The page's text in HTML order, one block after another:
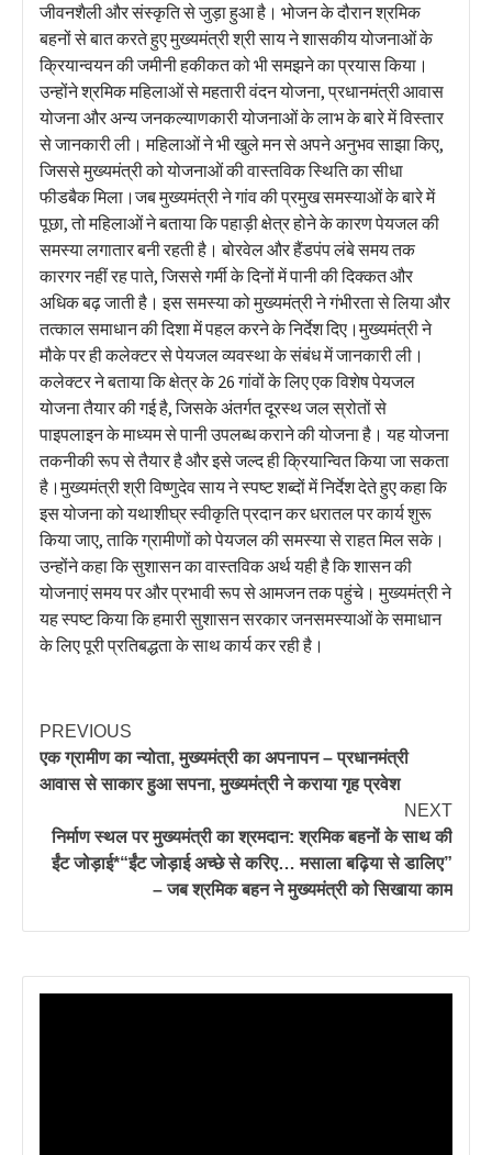
जीवनशैली और संस्कृति से जुड़ा हुआ है। भोजन के दौरान श्रमिक
बहनों से बात करते हुए मुख्यमंत्री श्री साय ने शासकीय योजनाओं के
क्रियान्वयन की जमीनी हकीकत को भी समझने का प्रयास किया।
उन्होंने श्रमिक महिलाओं से महतारी वंदन योजना, प्रधानमंत्री आवास
योजना और अन्य जनकल्याणकारी योजनाओं के लाभ के बारे में विस्तार
से जानकारी ली। महिलाओं ने भी खुले मन से अपने अनुभव साझा किए,
जिससे मुख्यमंत्री को योजनाओं की वास्तविक स्थिति का सीधा
फीडबैक मिला।जब मुख्यमंत्री ने गांव की प्रमुख समस्याओं के बारे में
पूछा, तो महिलाओं ने बताया कि पहाड़ी क्षेत्र होने के कारण पेयजल की
समस्या लगातार बनी रहती है। बोरवेल और हैंडपंप लंबे समय तक
कारगर नहीं रह पाते, जिससे गर्मी के दिनों में पानी की दिक्कत और
अधिक बढ़ जाती है। इस समस्या को मुख्यमंत्री ने गंभीरता से लिया और
तत्काल समाधान की दिशा में पहल करने के निर्देश दिए।मुख्यमंत्री ने
मौके पर ही कलेक्टर से पेयजल व्यवस्था के संबंध में जानकारी ली।
कलेक्टर ने बताया कि क्षेत्र के 26 गांवों के लिए एक विशेष पेयजल
योजना तैयार की गई है, जिसके अंतर्गत दूरस्थ जल स्रोतों से
पाइपलाइन के माध्यम से पानी उपलब्ध कराने की योजना है। यह योजना
तकनीकी रूप से तैयार है और इसे जल्द ही क्रियान्वित किया जा सकता
है।मुख्यमंत्री श्री विष्णुदेव साय ने स्पष्ट शब्दों में निर्देश देते हुए कहा कि
इस योजना को यथाशीघ्र स्वीकृति प्रदान कर धरातल पर कार्य शुरू
किया जाए, ताकि ग्रामीणों को पेयजल की समस्या से राहत मिल सके।
उन्होंने कहा कि सुशासन का वास्तविक अर्थ यही है कि शासन की
योजनाएं समय पर और प्रभावी रूप से आमजन तक पहुंचे। मुख्यमंत्री ने
यह स्पष्ट किया कि हमारी सुशासन सरकार जनसमस्याओं के समाधान
के लिए पूरी प्रतिबद्धता के साथ कार्य कर रही है।
PREVIOUS
एक ग्रामीण का न्योता, मुख्यमंत्री का अपनापन – प्रधानमंत्री
आवास से साकार हुआ सपना, मुख्यमंत्री ने कराया गृह प्रवेश
NEXT
निर्माण स्थल पर मुख्यमंत्री का श्रमदान: श्रमिक बहनों के साथ की
ईंट जोड़ाई*“ईंट जोड़ाई अच्छे से करिए… मसाला बढ़िया से डालिए”
– जब श्रमिक बहन ने मुख्यमंत्री को सिखाया काम